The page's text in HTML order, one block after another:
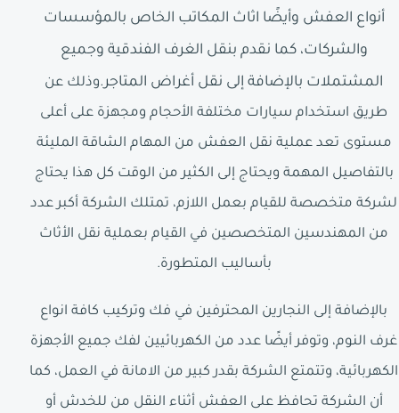
أنواع العفش وأيضًا اثاث المكاتب الخاص بالمؤسسات
والشركات، كما نقدم بنقل الغرف الفندقية وجميع
المشتملات بالإضافة إلى نقل أغراض المتاجر.وذلك عن
طريق استخدام سيارات مختلفة الأحجام ومجهزة على أعلى
مستوى تعد عملية نقل العفش من المهام الشاقة المليئة
بالتفاصيل المهمة ويحتاج إلى الكثير من الوقت كل هذا يحتاج
لشركة متخصصة للقيام بعمل اللازم، تمتلك الشركة أكبر عدد
من المهندسين المتخصصين في القيام بعملية نقل الأثاث
بأساليب المتطورة.
بالإضافة إلى النجارين المحترفين في فك وتركيب كافة انواع
غرف النوم، وتوفر أيضًا عدد من الكهربائيين لفك جميع الأجهزة
الكهربائية، وتتمتع الشركة بقدر كبير من الامانة في العمل، كما
أن الشركة تحافظ على العفش أثناء النقل من للخدش أو